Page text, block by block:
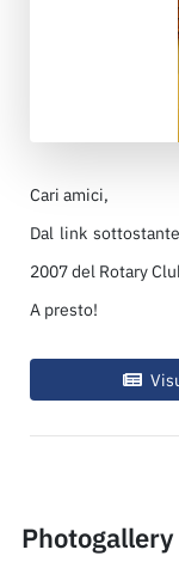
Cari amici,
Dal link
2007 del Rotary
A presto!
Photogallery